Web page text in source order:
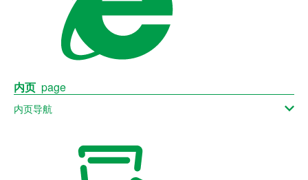
内页 page
内页导航